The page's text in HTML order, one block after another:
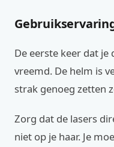
De eerste keer dat
vreemd. De helm is
strak genoeg zetten
Zorg dat de lasers
niet op je haar. Je